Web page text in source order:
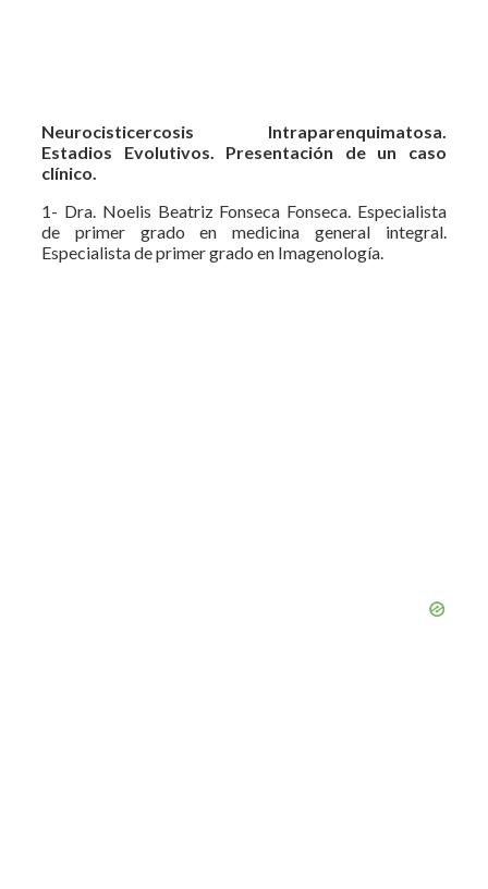
Neurocisticercosis Intraparenquimatosa.
Estadios Evolutivos.
Presentación de un caso
clínico.
1- Dra. Noelis Beatriz Fonseca Fonseca. Especialista
de primer grado en medicina general integral.
Especialista de primer grado en Imagenología.